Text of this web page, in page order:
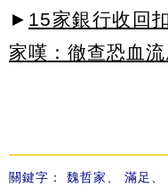
► 15家銀行收回
家嘆：徹查恐血
關鍵字： 魏哲家 滿足